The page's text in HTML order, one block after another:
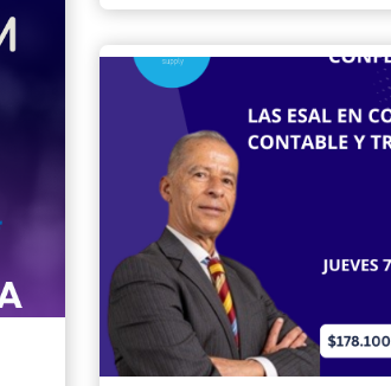
PRESENTACIÓN:El impuesto…